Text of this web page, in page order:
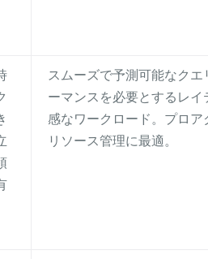
スムーズで予測可能なクエ
ーマンスを必要とするレイ
感なワークロード。プロア
リソース管理に最適。